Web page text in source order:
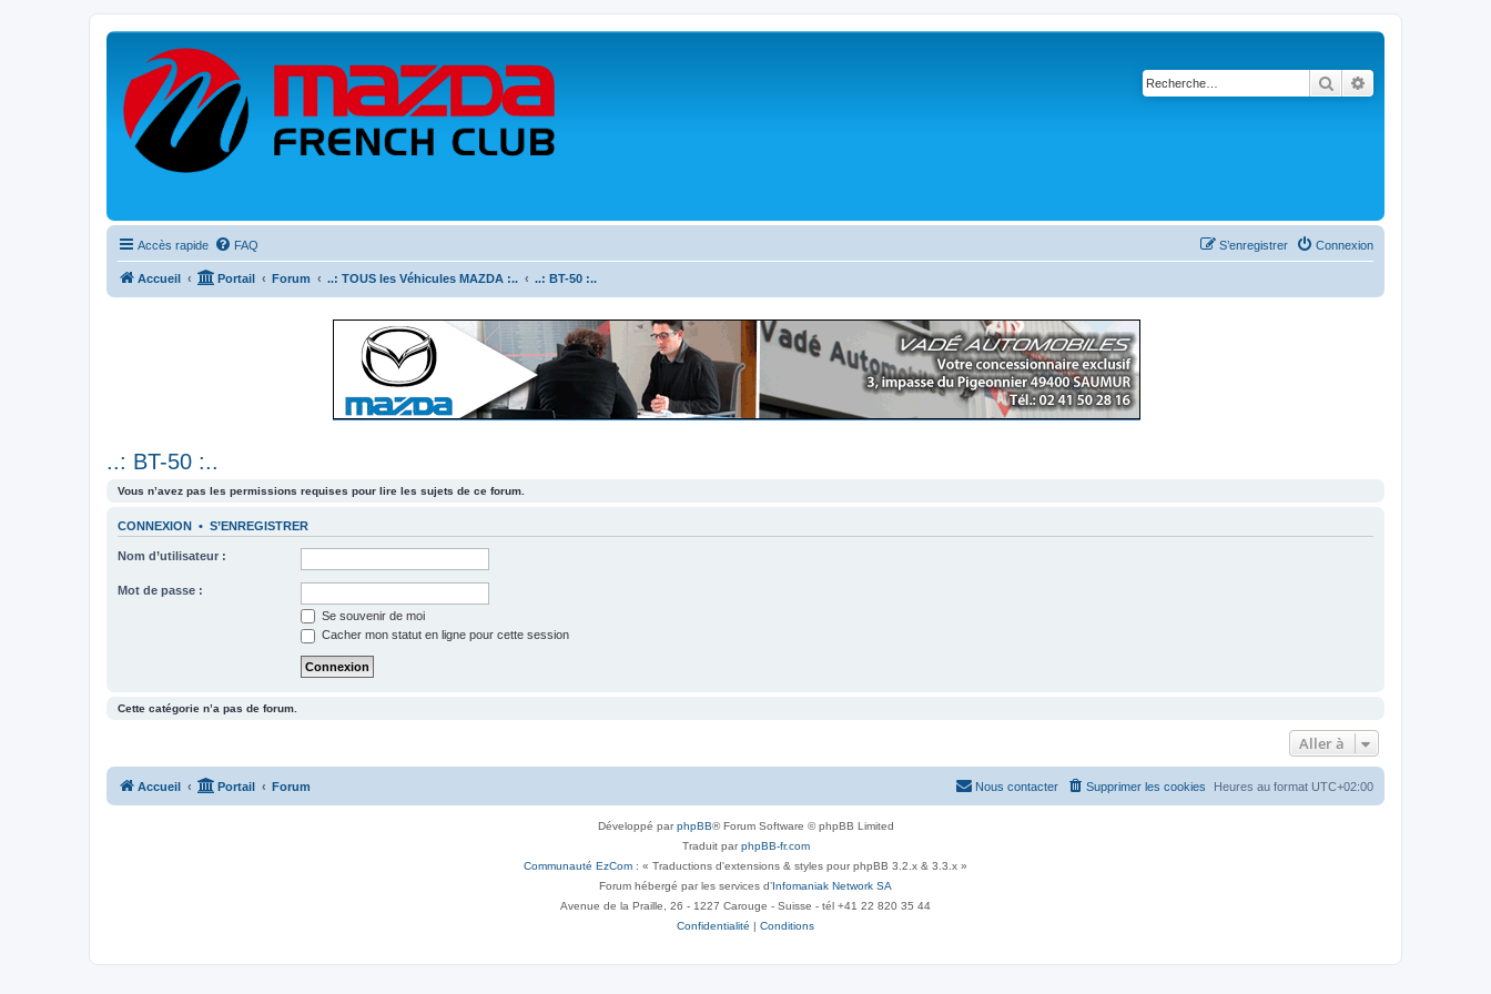
Rechercher
Accès rapide FAQ Connexion
S’enregistrer
Accueil Portail Forum ..: TOUS les Véhicules MAZDA :.. ..: BT-50 :..
..: BT-50 :..
Vous n’avez pas les permissions requises pour lire les sujets de ce forum.
CONNEXION • S’ENREGISTRER
Nom d’utilisateur :
Mot de passe :
Se souvenir de moi
Cacher mon statut en ligne pour cette session
Cette catégorie n’a pas de forum.
Aller à
Accueil Portail Forum Heures au format UTC+02:00
Supprimer les cookies
Nous contacter
Développé parphpBB® Forum Software © phpBB Limited
Traduit parphpBB-fr.com
Communauté EzCom : « Traductions d'extensions & styles pour phpBB 3.2.x & 3.3.x »
Forum hébergé par les services d’Infomaniak Network SA
Avenue de la Praille, 26 - 1227 Carouge - Suisse - tél +41 22 820 35 44
Confidentialité | Conditions